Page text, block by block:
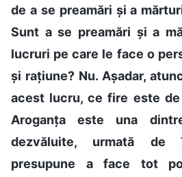
de a se preamări și a
Sunt a se preamări și a
lucruri pe care le face o
și rațiune? Nu. Așadar,
acest lucru, ce fire este
Aroganța este una
dezvăluite, urmată de
presupune a face tot